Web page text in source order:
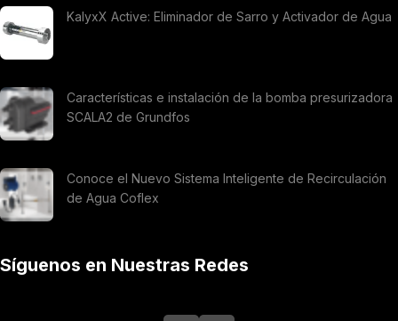
KalyxX Active: Eliminador de Sarro y Activador de Agua
Características e instalación de la bomba presurizadora
SCALA2 de Grundfos
Conoce el Nuevo Sistema Inteligente de Recirculación
de Agua Coflex
Síguenos en Nuestras Redes